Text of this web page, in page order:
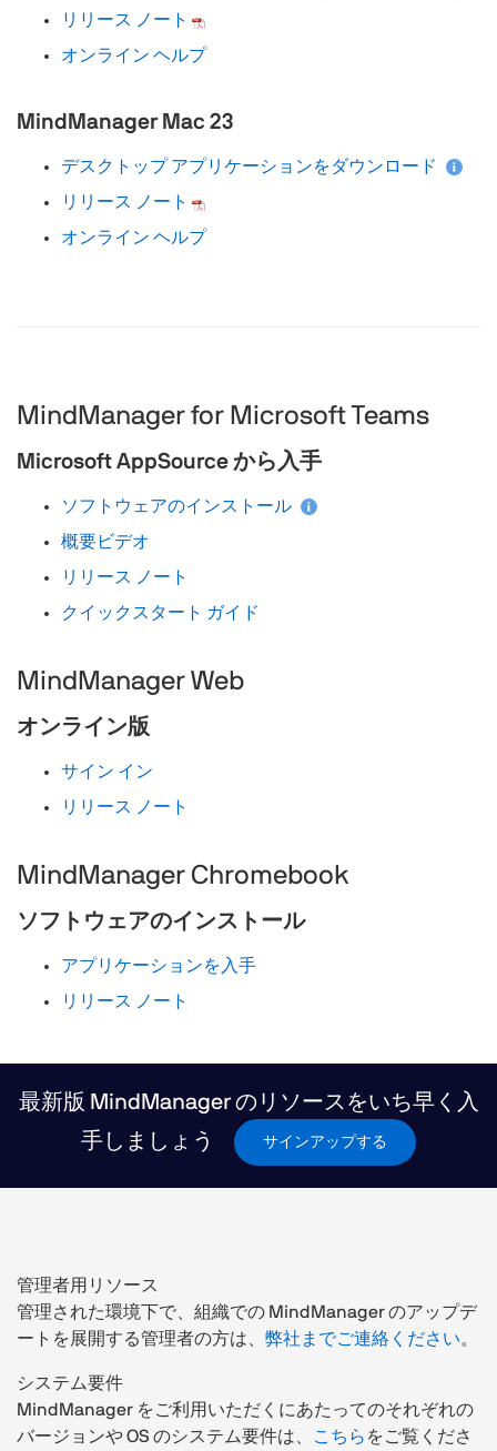
リリース ノート
オンライン ヘルプ
MindManager Mac 23
デスクトップ アプリケーションをダウンロード
リリース ノート
オンライン ヘルプ
MindManager for Microsoft Teams
Microsoft AppSource から入手
ソフトウェアのインストール
概要ビデオ
リリース ノート
クイックスタート ガイド
MindManager Web
オンライン版
サイン イン
リリース ノート
MindManager Chromebook
ソフトウェアのインストール
アプリケーションを入手
リリース ノート
最新版 MindManager のリソースをいち早く入
手しましょう
サインアップする
管理者用リソース
管理された環境下で、組織での MindManager のアップデ
ートを展開する管理者の方は、 弊社までご連絡ください。
システム要件
MindManager をご利用いただくにあたってのそれぞれの
バージョンや OS のシステム要件は、
こちら をご覧くださ